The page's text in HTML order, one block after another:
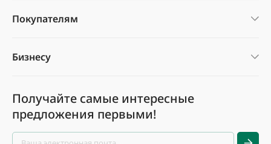
Покупателям
Бизнесу
Получайте самые интересные
предложения первыми!